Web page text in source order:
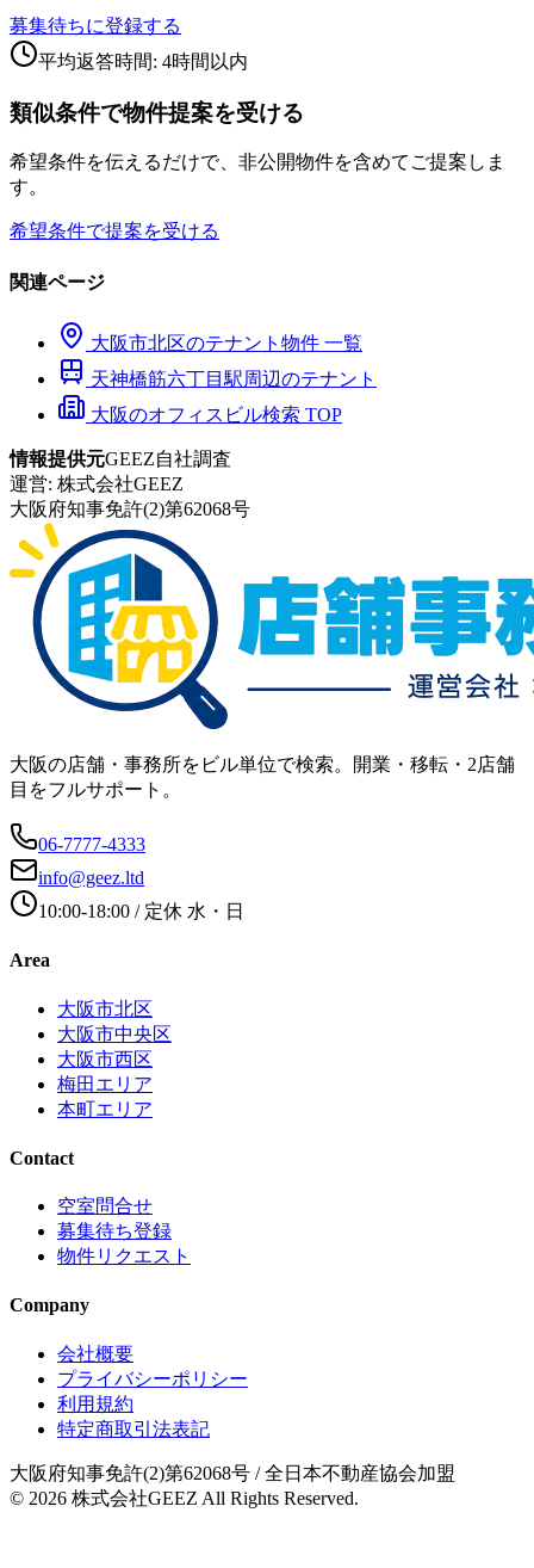
募集待ちに登録する
平均返答時間: 4時間以内
類似条件で物件提案を受ける
希望条件を伝えるだけで、非公開物件を含めてご提案しま
す。
希望条件で提案を受ける
関連ページ
大阪市北区のテナント物件 一覧
天神橋筋六丁目 駅周辺のテナント
大阪のオフィスビル検索 TOP
情報提供元GEEZ自社調査
運営: 株式会社GEEZ
大阪府知事免許(2)第62068号
大阪の店舗・事務所をビル単位で検索。開業・移転・2店舗
目をフルサポート。
06-7777-4333
info@geez.ltd
10:00-18:00 / 定休 水・日
Area
大阪市北区
大阪市中央区
大阪市西区
梅田エリア
本町エリア
Contact
空室問合せ
募集待ち登録
物件リクエスト
Company
会社概要
プライバシーポリシー
利用規約
特定商取引法表記
大阪府知事免許(2)第62068号 / 全日本不動産協会加盟
© 2026 株式会社GEEZ All Rights Reserved.